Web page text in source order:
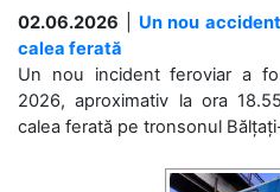
02.06.2026
Un nou
calea ferată
Un nou incident feroviar a
2026, aproximativ la ora
calea ferată pe tronsonul